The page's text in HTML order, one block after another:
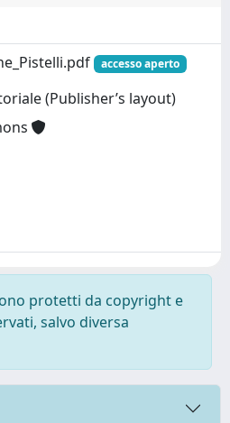
accesso aperto
(Publisher’s layout)
protetti da copyright e
salvo diversa